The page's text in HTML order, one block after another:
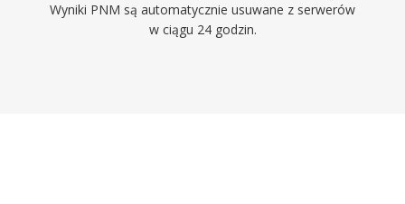
Wyniki PNM są automatycznie usuwane z serwerów
w ciągu 24 godzin.